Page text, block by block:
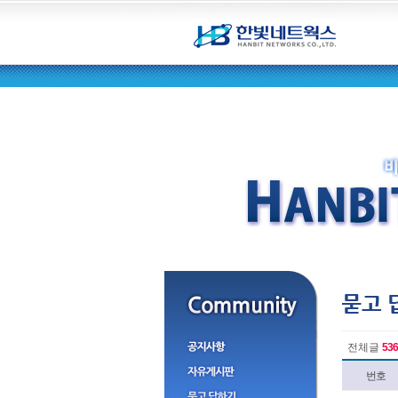
전체글
번호